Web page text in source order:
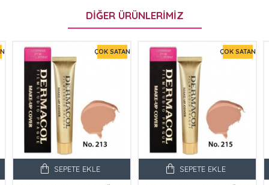
DIĞER ÜRÜNLERIMIZ
ÇOK SATAN
SEPETE EKLE
ÇOK SATAN
SEPETE EKLE